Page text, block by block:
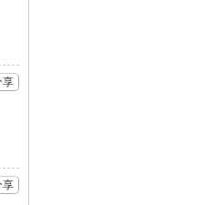
享
享